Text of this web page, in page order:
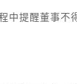
中提醒董事